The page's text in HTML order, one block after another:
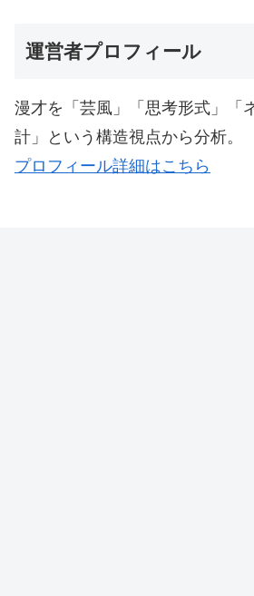
運営者プロフィール
漫才を「芸風」「思考形式」「
計」という構造視点から分析。
プロフィール詳細はこちら